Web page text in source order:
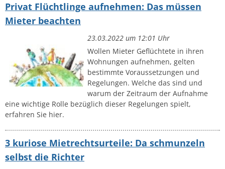
Privat Flüchtlinge aufnehmen: Das müssen
Mieter beachten
23.03.2022 um 12:01 Uhr
Wollen Mieter Geflüchtete in ihren
Wohnungen aufnehmen, gelten
bestimmte Voraussetzungen und
Regelungen. Welche das sind und
warum der Zeitraum der Aufnahme
eine wichtige Rolle bezüglich dieser Regelungen spielt,
erfahren Sie hier.
3 kuriose Mietrechtsurteile: Da schmunzeln
selbst die Richter